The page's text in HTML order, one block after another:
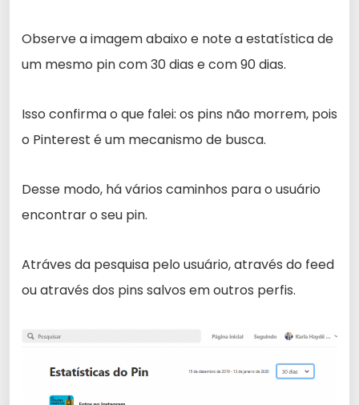
Observe a imagem abaixo e note a estatística de
um mesmo pin com 30 dias e com 90 dias.
Isso confirma o que falei: os pins não morrem, pois
o Pinterest é um mecanismo de busca.
Desse modo, há vários caminhos para o usuário
encontrar o seu pin.
Atráves da pesquisa pelo usuário, através do feed
ou através dos pins salvos em outros perfis.